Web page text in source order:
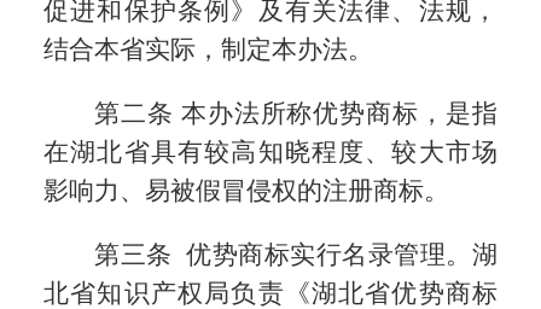
促进和保护条例》及有关法律、法规，
结合本省实际，制定本办法。
第二条 本办法所称优势商标，是指
在湖北省具有较高知晓程度、较大市场
影响力、易被假冒侵权的注册商标。
第三条 优势商标实行名录管理。湖
北省知识产权局负责《湖北省优势商标